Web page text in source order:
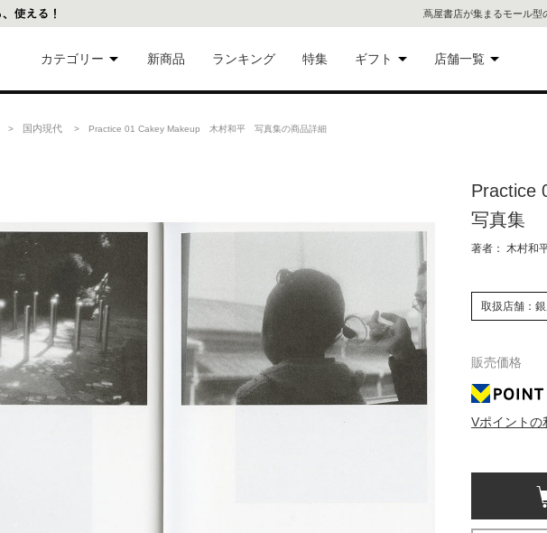
蔦屋書店が集まるモール型
カテゴリー
美術品
映像・音
文具
新商品 ランキング 特集 ギフト 店舗一覧
代官
屋書
書店
六本
屋書
書店
> 国内現代 > Practice 01 Cakey Makeup 木村和平 写真集の商品詳細
写真集
著者： 木村和
取扱店舗：
販売価格
Vポイントの